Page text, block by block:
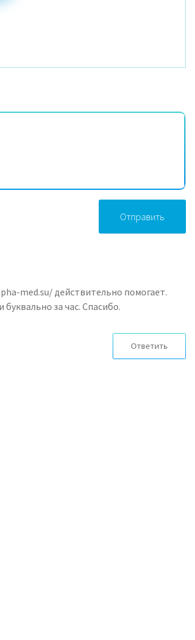
Отправить
med.su/ действительно помогает.
за час. Спасибо.
Ответить